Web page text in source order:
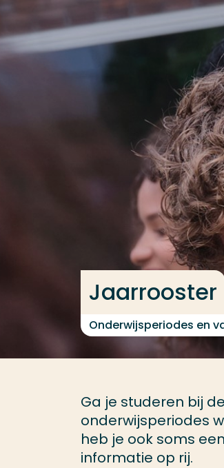
Ga direct naar de content
Jaarrooster
Onderwijsperiodes en
Ga je studeren bij
onderwijsperiodes
heb je ook soms
informatie op rij.
Opleiding
Contact